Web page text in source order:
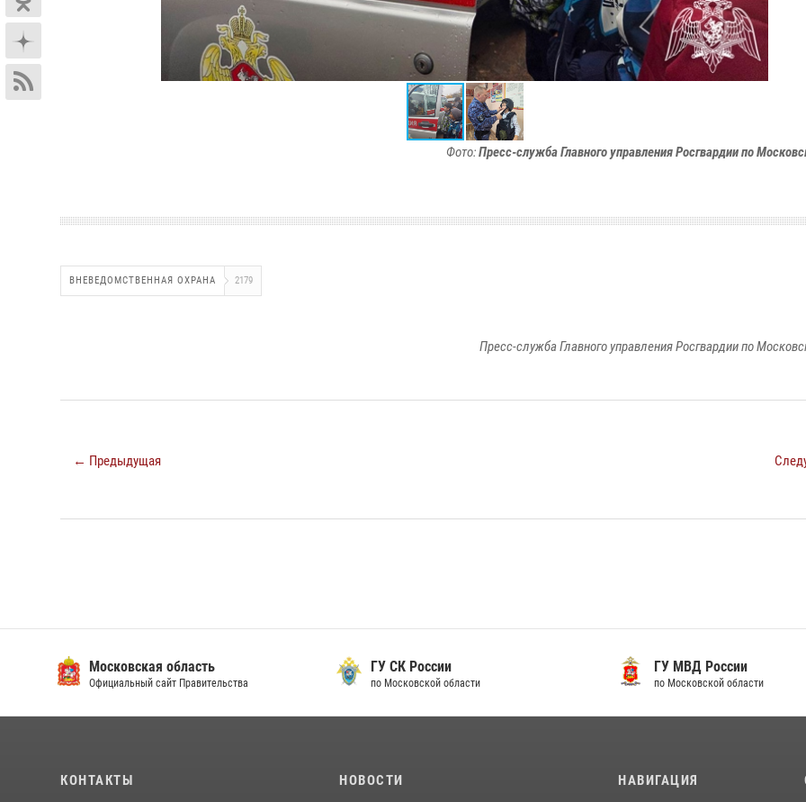
Фото:Пресс-служба Главного управления Росгвардии по
ВНЕВЕДОМСТВЕННАЯ ОХРАНА 2179
Пресс-служба Главного управления Росгвардии по
← Предыдущая
Московская область
Официальный сайт Правительства
ГУ СК России
по Московской области
ГУ МВД России
по Московской области
КОНТАКТЫ НОВОСТИ НАВИГАЦИЯ